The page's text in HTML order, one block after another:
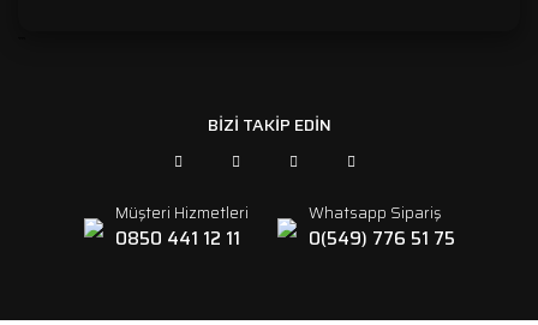
BİZİ TAKİP EDİN
Müşteri Hizmetleri
0850 441 12 11
Whatsapp Sipariş
0(549) 776 51 75